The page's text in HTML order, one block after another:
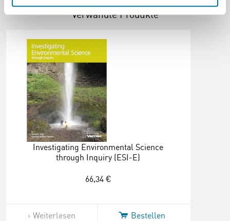
Verwandte Produkte
Investigating Environmental Science
through Inquiry (ESI-E)
66,34 €
Weiterlesen Bestellen